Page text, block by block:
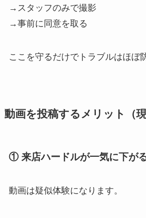
→スタッフのみで撮影
→事前に同意を取る
ここを守るだけでトラブルはほぼ
動画を投稿するメリット（現
① 来店ハードルが一気に下が
動画は疑似体験になります。